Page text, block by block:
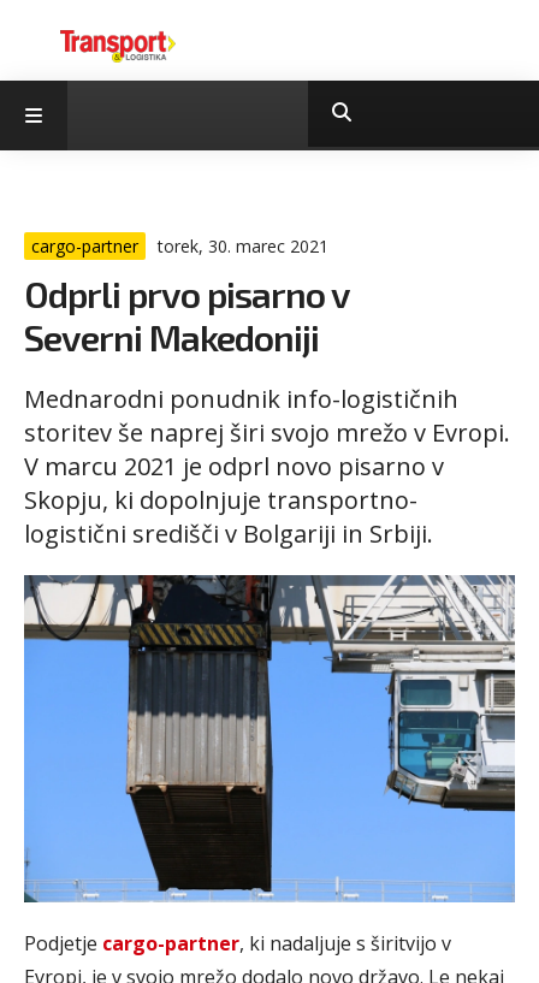
cargo-partner torek, 30. marec 2021
Odprli prvo pisarno v
Severni Makedoniji
Mednarodni ponudnik info-logističnih
storitev še naprej širi svojo mrežo v Evropi.
V marcu 2021 je odprl novo pisarno v
Skopju, ki dopolnjuje transportno-
logistični središči v Bolgariji in Srbiji.
Podjetje cargo-partner, ki nadaljuje s širitvijo v
Evropi, je v svojo mrežo dodalo novo državo. Le nekaj